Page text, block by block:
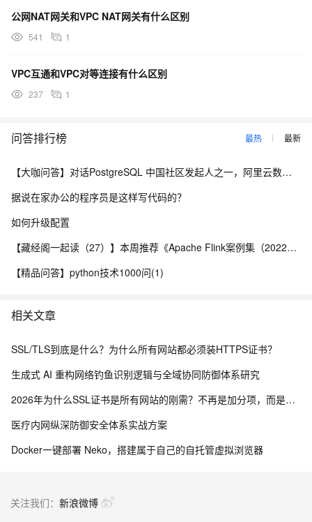
公网NAT网关和VPC NAT网关有什么区别
541 1
VPC互通和VPC对等连接有什么区别
237 1
问答排行榜 最热 最新
【大咖问答】对话PostgreSQL 中国社区发起人之一，阿里云数据库高级专家 德哥
据说在家办公的程序员是这样写代码的？
如何升级配置
【藏经阁一起读（27）】本周推荐《Apache Flink案例集（2022版）》，你有哪些心得？
【精品问答】python技术1000问(1)
相关文章
SSL/TLS到底是什么？为什么所有网站都必须装HTTPS证书？
生成式 AI 重构网络钓鱼识别逻辑与全域协同防御体系研究
2026年为什么SSL证书是所有网站的刚需？不再是加分项，而是建站底线
医疗内网纵深防御安全体系实战方案
Docker一键部署 Neko，搭建属于自己的自托管虚拟浏览器
关注我们： 新浪微博